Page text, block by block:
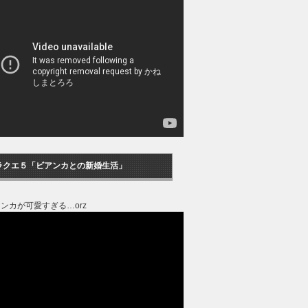
クエ５「ビアンカとの新婚生活」
ンカが可愛すぎる…orz